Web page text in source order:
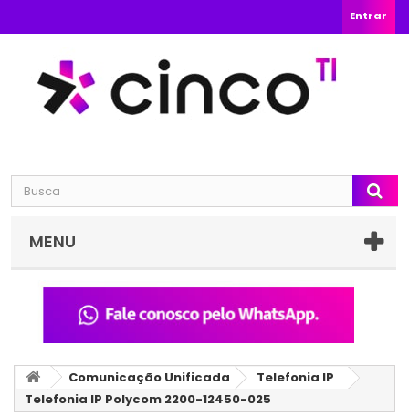
Entrar
MENU
Comunicação Unificada
Telefonia IP
Telefonia IP Polycom 2200-12450-025